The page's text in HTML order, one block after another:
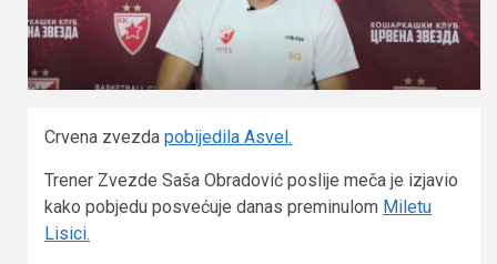
Crvena zvezda pobijedila Asvel.
Trener Zvezde Saša Obradović poslije meča je izjavio
kako pobjedu posvećuje danas preminulom Miletu
Lisici.